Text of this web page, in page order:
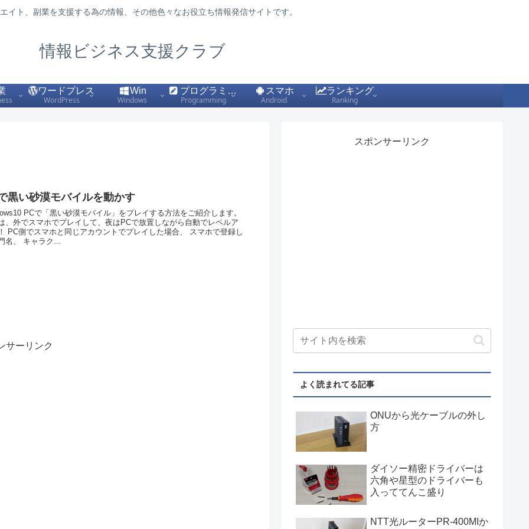
イト、副業を支援する為の情報、その他色々なお役立ち情報発信サイトです。
情報ビジネス支援クラブ
ワードプレス
WordPress
Win
Windows
プログラミング
Programming
スマホ
Android
ランキング
Ranking
黒い砂漠モバイルを動かす
PCで「黒い砂漠モバイル」をプレイする方法をご紹介します。
、外でスマホでプレイして、夜はPCで放置しながら自動でレベルア
PC側でスマホと同じアカウントでプレイした場合、 スマホで登録し
名、 キャラク...
サーリンク
スポンサーリンク
よく読まれてる記事
ONUから光ケーブルの外し
方
ダイソー精密ドライバーは
六角や星型のドライバーも
入っててんこ盛り
NTT光ルーターPR-400MIか